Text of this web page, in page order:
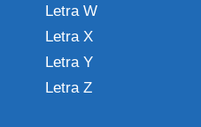
Letra W
Letra X
Letra Y
Letra Z